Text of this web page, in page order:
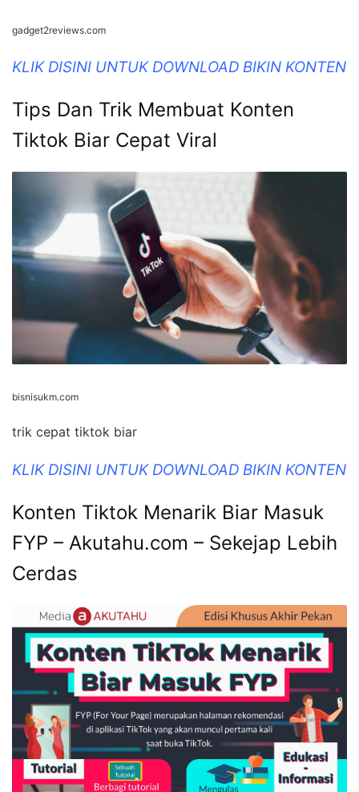
gadget2reviews.com
KLIK DISINI UNTUK DOWNLOAD BIKIN KONTEN
Tips Dan Trik Membuat Konten
Tiktok Biar Cepat Viral
bisnisukm.com
trik cepat tiktok biar
KLIK DISINI UNTUK DOWNLOAD BIKIN KONTEN
Konten Tiktok Menarik Biar Masuk
FYP – Akutahu.com – Sekejap Lebih
Cerdas